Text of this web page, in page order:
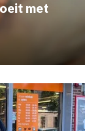
met